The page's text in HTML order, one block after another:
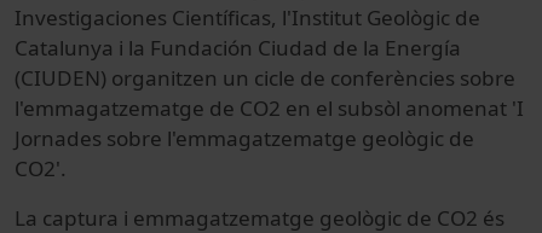
Investigaciones Científicas, l'Institut Geològic de
Catalunya i la Fundación Ciudad de la Energía
(CIUDEN) organitzen un cicle de conferències sobre
l'emmagatzematge de CO2 en el subsòl anomenat 'I
Jornades sobre l'emmagatzematge geològic de
CO2'.
La captura i emmagatzematge geològic de CO2 és